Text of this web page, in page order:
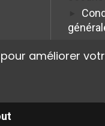
améliorer